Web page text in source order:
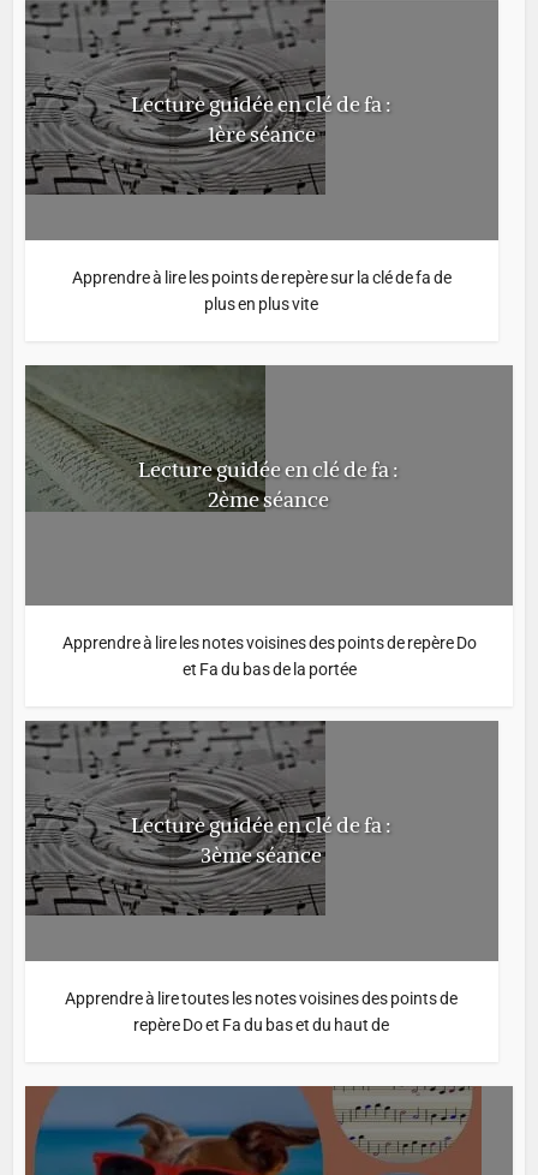
Lecture guidée en clé de fa :
1ère séance
Apprendre à lire les points de repère sur la clé de fa de
plus en plus vite
Lecture guidée en clé de fa :
2ème séance
Apprendre à lire les notes voisines des points de repère Do
et Fa du bas de la portée
Lecture guidée en clé de fa :
3ème séance
Apprendre à lire toutes les notes voisines des points de
repère Do et Fa du bas et du haut de